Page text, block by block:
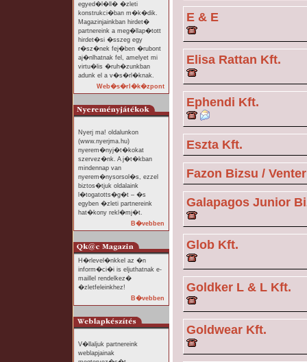
egyed�l�ll� �zleti
konstrukci�ban m�k�dik.
Magazinjainkban hirdet�
partnereink a meg�llap�tott
hirdet�si �sszeg egy
r�sz�nek fej�ben �rubont
aj�nlhatnak fel, amelyet mi
virtu�lis �ruh�zunkban
adunk el a v�s�rl�knak.
Web�s�rl�k�zpont
Nyerj ma! oldalunkon
(www.nyerjma.hu)
nyerem�nyj�t�kokat
szervez�nk. A j�t�kban
mindennap van
nyerem�nysorsol�s, ezzel
biztos�tjuk oldalaink
l�togatotts�g�t – �s
egyben �zleti partnereink
hat�kony rekl�mj�t.
B�vebben
H�rlevel�nkkel az �n
inform�ci�i is eljuthatnak e-
maillel rendelkez�
�zletfeleinkhez!
B�vebben
V�llaljuk partnereink
weblapjainak
E & E
Elisa Rattan Kft.
Ephendi Kft.
Eszta Kft.
Fazon Bizsu /
Galapagos Junior
Glob Kft.
Goldker L & L Kft.
Goldwear Kft.